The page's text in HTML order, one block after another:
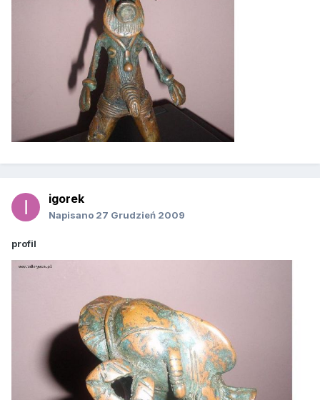
igorek
Napisano 27 Grudzień 2009
profil